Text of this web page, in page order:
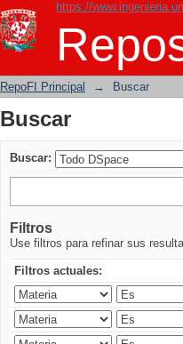
https://
Buscar
RepoFI Principal → Buscar
Buscar
Buscar:
Filtros
Use filtros para refinar sus
Filtros actuales: